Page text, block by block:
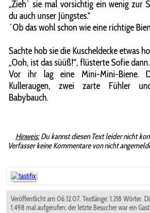
„Zieh` sie mal vorsichtig ein wenig zur
du auch unser Jüngstes.“
´Ob das wohl schon wie eine richtige
Sachte hob sie die Kuscheldecke etwas
„Ooh, ist das süüß!“, flüsterte Sofie dann.
Vor ihr lag eine Mini-Mini-Biene.
Kulleraugen, zwei zarte Fühler
Babybauch.
Hinweis:Du kannst diesen Text leider nicht
Verfasser keine Kommentare von nicht
Veröffentlicht am 06.12.07. Textlänge: 1.218 Wörter.
1.498 mal aufgerufen; der letzte Besucher war ein